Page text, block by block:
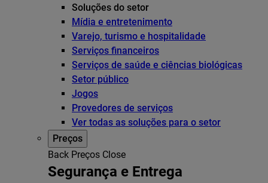
Soluções do setor
Mídia e entretenimento
Varejo, turismo e hospitalidade
Serviços financeiros
Serviços de saúde e ciências biológicas
Setor público
Jogos
Provedores de serviços
Ver todas as soluções para o setor
Preços
Back Preços Close
Segurança e Entrega